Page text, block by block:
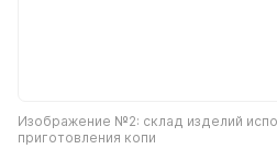
Изображение №2: склад изделий
приготовления копи